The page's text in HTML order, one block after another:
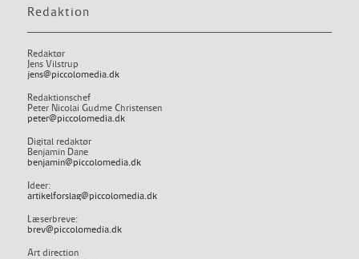
Redaktion
Redaktør
Jens Vilstrup
jens@piccolomedia.dk
Redaktionschef
Peter Nicolai Gudme Christensen
peter@piccolomedia.dk
Digital redaktør
Benjamin Dane
benjamin@piccolomedia.dk
Ideer:
artikelforslag@piccolomedia.dk
Læserbreve:
brev@piccolomedia.dk
Art direction